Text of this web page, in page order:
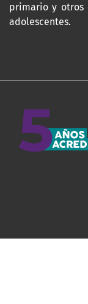
primario y otros
adolescentes.